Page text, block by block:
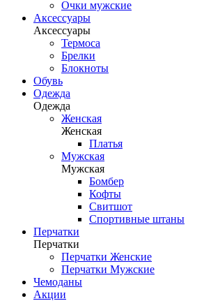
Очки мужские
Аксессуары
Аксессуары
Термоса
Брелки
Блокноты
Обувь
Одежда
Одежда
Женская
Женская
Платья
Мужская
Мужская
Бомбер
Кофты
Свитшот
Спортивные штаны
Перчатки
Перчатки
Перчатки Женские
Перчатки Мужские
Чемоданы
Акции